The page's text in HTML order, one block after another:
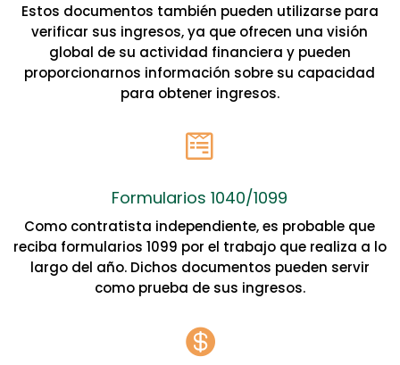
Estos documentos también pueden utilizarse para
verificar sus ingresos, ya que ofrecen una visión
global de su actividad financiera y pueden
proporcionarnos información sobre su capacidad
para obtener ingresos.

Formularios 1040/1099
Como contratista independiente, es probable que
reciba formularios 1099 por el trabajo que realiza a lo
largo del año. Dichos documentos pueden servir
como prueba de sus ingresos.
